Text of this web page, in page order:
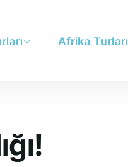
Afrika Turları